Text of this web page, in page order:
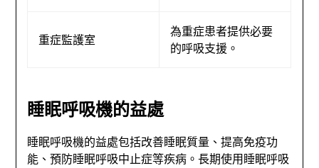
重症監護室
為重症患者提供必要
的呼吸支援。
睡眠呼吸機的益處
睡眠呼吸機的益處包括改善睡眠質量、提高免疫功
能、預防睡眠呼吸中止症等疾病。長期使用睡眠呼吸